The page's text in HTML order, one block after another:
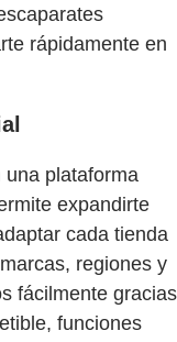
rápidamente en
una plataforma
expandirte
cada tienda
regiones y
fácilmente gracias
funciones